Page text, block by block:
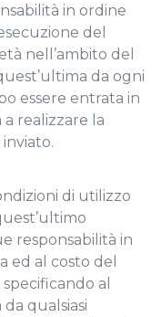
in ordine
del
nell’ambito del
da ogni
essere entrata in
realizzare la
di utilizzo
responsabilità in
ed al costo del
al
qualsiasi